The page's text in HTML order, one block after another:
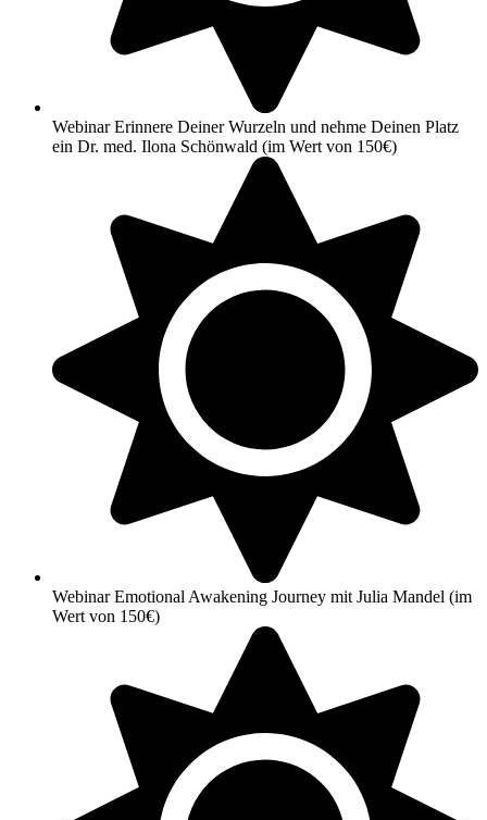
Webinar Erinnere Deiner Wurzeln und nehme Deinen Platz
ein Dr. med. Ilona Schönwald (im Wert von 150€)
Webinar Emotional Awakening Journey mit Julia Mandel (im
Wert von 150€)